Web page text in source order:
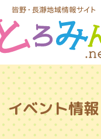
とろみんネ
ト
イベント情報